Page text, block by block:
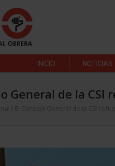
INICIO NOTICIAS
General de la
El Consejo General de la CSI